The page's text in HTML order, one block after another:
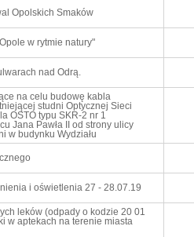
Opolskich Smaków
w rytmie natury"
nad Odrą.
na celu budowę kabla
studni Optycznej Sieci
OSTO typu SKR-2 nr 1
Jana Pawła II od strony ulicy
w budynku Wydziału
i oświetlenia 27 - 28.07.19
leków (odpady o kodzie 20 01
w aptekach na terenie miasta